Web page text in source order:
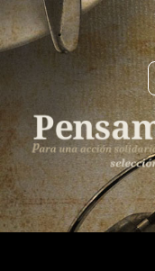
Saltar
al
contenido